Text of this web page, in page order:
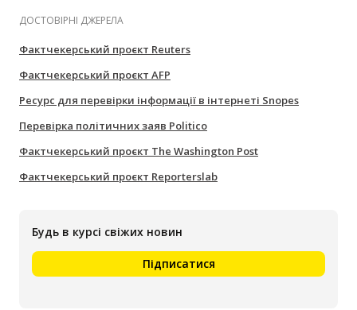
ДОСТОВІРНІ ДЖЕРЕЛА
Фактчекерський проєкт Reuters
Фактчекерський проєкт AFP
Ресурс для перевірки інформації в інтернеті Snopes
Перевірка політичних заяв Politico
Фактчекерський проєкт The Washington Post
Фактчекерський проєкт Reporterslab
Будь в курсі свіжих новин
Підписатися